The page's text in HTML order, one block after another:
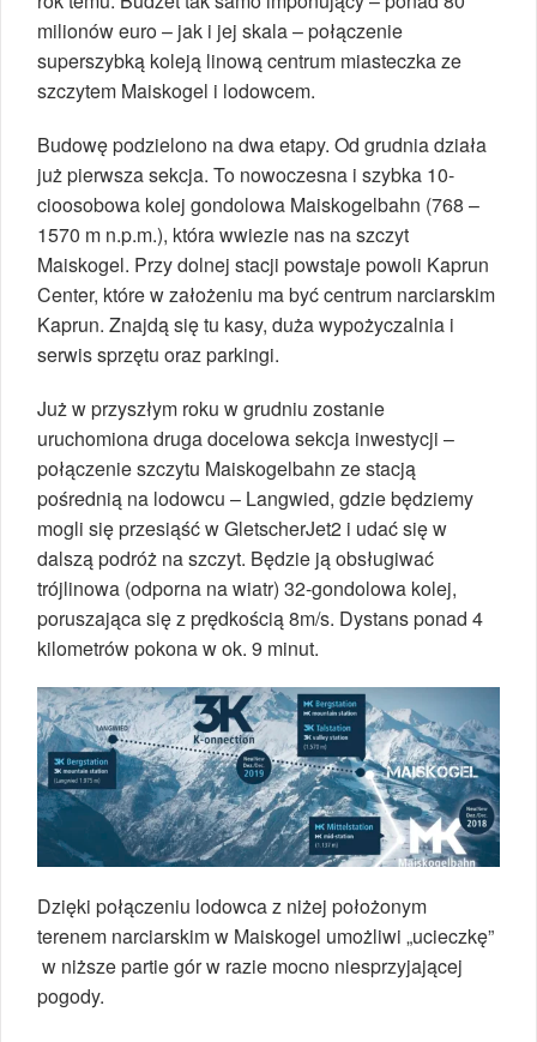
milionów euro – jak i jej skala – połączenie
superszybką koleją linową centrum miasteczka ze
szczytem Maiskogel i lodowcem.
Budowę podzielono na dwa etapy. Od grudnia działa
już pierwsza sekcja. To nowoczesna i szybka 10-
cioosobowa kolej gondolowa Maiskogelbahn (768 –
1570 m n.p.m.), która wwiezie nas na szczyt
Maiskogel. Przy dolnej stacji powstaje powoli Kaprun
Center, które w założeniu ma być centrum narciarskim
Kaprun. Znajdą się tu kasy, duża wypożyczalnia i
serwis sprzętu oraz parkingi.
Już w przyszłym roku w grudniu zostanie
uruchomiona druga docelowa sekcja inwestycji –
połączenie szczytu Maiskogelbahn ze stacją
pośrednią na lodowcu – Langwied, gdzie będziemy
mogli się przesiąść w GletscherJet2 i udać się w
dalszą podróż na szczyt. Będzie ją obsługiwać
trójlinowa (odporna na wiatr) 32-gondolowa kolej,
poruszająca się z prędkością 8m/s. Dystans ponad 4
kilometrów pokona w ok. 9 minut.
Dzięki połączeniu lodowca z niżej położonym
terenem narciarskim w Maiskogel umożliwi „ucieczkę”
w niższe partie gór w razie mocno niesprzyjającej
pogody.